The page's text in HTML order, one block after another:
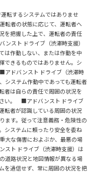
転するシステムではありませ
転者の状態に応じて、運転者へ
を把握した上で、運転者の責任
スト ドライブ（渋滞時支援）
は作動しない、または作動を中
できるものではありません。シ
ドバンスト ドライブ（渋滞時
システム作動中であっても運転者
者は自らの責任で周囲の状況を
い。 ■アドバンスト ドライブ
転者が認識している周囲の状況
ます。従って注意義務・危険性の
システムに頼ったり安全を委ね
大な傷害におよぶか、最悪の場
ト ドライブ（渋滞時支援）は
道路状況と地図情報が異なる場
を過信せず、常に周囲の状況を把